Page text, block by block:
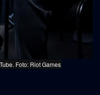
Foto: Riot Games